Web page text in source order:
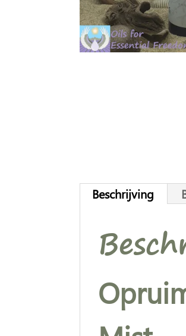
Beschrijving